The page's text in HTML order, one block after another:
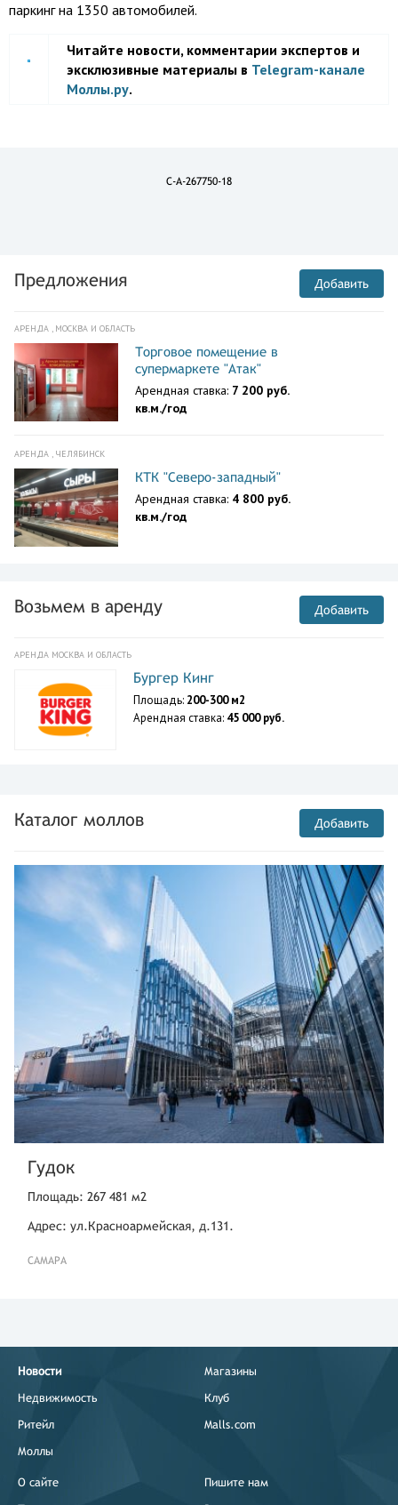
паркинг на 1350 автомобилей.
Читайте новости, комментарии экспертов и
эксклюзивные материалы в Telegram-канале
Моллы.ру.
C-A-267750-18
Предложения Добавить
АРЕНДА , МОСКВА И ОБЛАСТЬ
Торговое помещение в
супермаркете "Атак"
Арендная ставка: 7 200 руб.
кв.м./год
АРЕНДА , ЧЕЛЯБИНСК
КТК "Северо-западный"
Арендная ставка: 4 800 руб.
кв.м./год
Возьмем в аренду Добавить
АРЕНДА МОСКВА И ОБЛАСТЬ
Бургер Кинг
Площадь: 200-300 м2
Арендная ставка: 45 000 руб.
Каталог моллов Добавить
Гудок
Площадь: 267 481 м2
Адрес: ул.Красноармейская, д.131.
САМАРА
Новости
Недвижимость
Ритейл
Моллы
Магазины
Клуб
Malls.com
О сайте
Пишите нам